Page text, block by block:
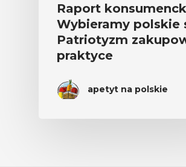
Raport
Wybieramy polskie
Patriotyzm
praktyce
apetyt na polskie